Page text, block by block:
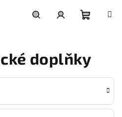
košík
doplňky